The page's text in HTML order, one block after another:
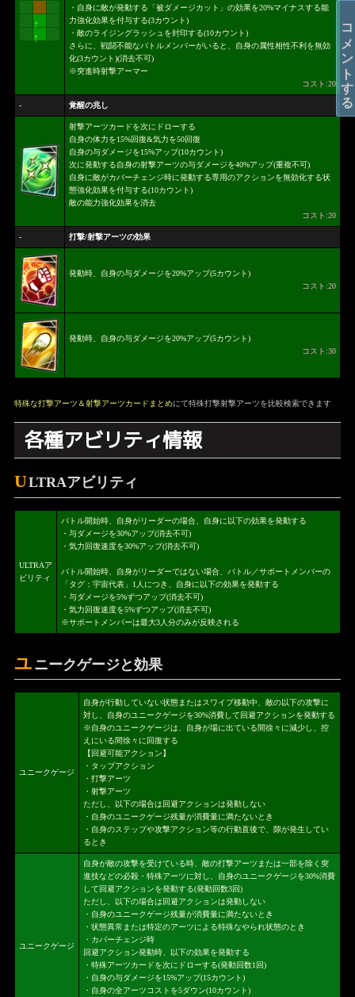
↑
↑
・自身に敵が発動する「被ダメージカット」の効果を20%マイナスする能
力強化効果を付与する(3カウント)
・敵のライジングラッシュを封印する(10カウント)
さらに、戦闘不能なバトルメンバーがいると、自身の属性相性不利を無効
化(3カウント)(消去不可)
※突進時射撃アーマー
コスト:20
- 覚醒の兆し
射撃アーツカードを次にドローする
自身の体力を15%回復&気力を50回復
自身の与ダメージを15%アップ(10カウント)
次に発動する自身の射撃アーツの与ダメージを40%アップ(重複不可)
自身に敵がカバーチェンジ時に発動する専用のアクションを無効化する状
態強化効果を付与する(10カウント)
敵の能力強化効果を消去
コスト:20
- 打撃/射撃アーツの効果
発動時、自身の与ダメージを20%アップ(5カウント)
コスト:20
発動時、自身の与ダメージを20%アップ(5カウント)
コスト:30
特殊な打撃アーツ＆射撃アーツカードまとめにて特殊打撃射撃アーツを比較検索できます
各種アビリティ情報
ULTRAアビリティ
ULTRAア
ビリティ
バトル開始時、自身がリーダーの場合、自身に以下の効果を発動する
・与ダメージを30%アップ(消去不可)
・気力回復速度を30%アップ(消去不可)
バトル開始時、自身がリーダーではない場合、バトル／サポートメンバーの
「タグ：宇宙代表」1人につき、自身に以下の効果を発動する
・与ダメージを5%ずつアップ(消去不可)
・気力回復速度を5%ずつアップ(消去不可)
※サポートメンバーは最大3人分のみが反映される
ユ ニークゲージと効果
ユニークゲージ
自身が行動していない状態またはスワイプ移動中、敵の以下の攻撃に
対し、自身のユニークゲージを30%消費して回避アクションを発動する
※自身のユニークゲージは、自身が場に出ている間徐々に減少し、控
えにいる間徐々に回復する
【回避可能アクション】
・タップアクション
・打撃アーツ
・射撃アーツ
ただし、以下の場合は回避アクションは発動しない
・自身のユニークゲージ残量が消費量に満たないとき
・自身のステップや攻撃アクション等の行動直後で、隙が発生してい
るとき
ユニークゲージ
自身が敵の攻撃を受けている時、敵の打撃アーツまたは一部を除く突
進技などの必殺・特殊アーツに対し、自身のユニークゲージを30%消費
して回避アクションを発動する(発動回数3回)
ただし、以下の場合は回避アクションは発動しない
・自身のユニークゲージ残量が消費量に満たないとき
・状態異常または特定のアーツによる特殊なやられ状態のとき
・カバーチェンジ時
回避アクション発動時、以下の効果を発動する
・特殊アーツカードを次にドローする(発動回数1回)
・自身の与ダメージを15%アップ(15カウント)
・自身の全アーツコストを5ダウン(10カウント)
コメントする